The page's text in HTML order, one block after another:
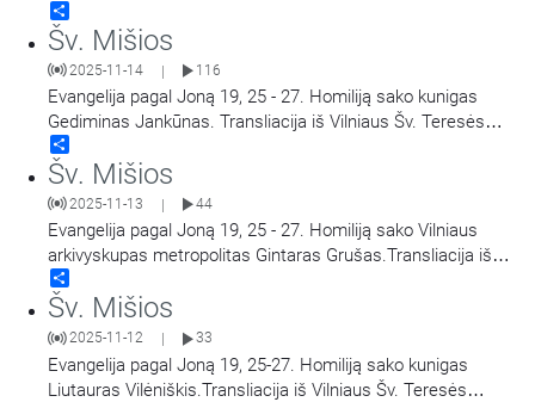
Vilniaus Šv. Teresės bažnyčios. Aušros Vartų Švč. Mergelės
Marijos Gailestingumo Motinos atlaidai.
Šv. Mišios
2025-11-14 | 116
Evangelija pagal Joną 19, 25 - 27. Homiliją sako kunigas
Gediminas Jankūnas. Transliacija iš Vilniaus Šv. Teresės
bažnyčios. Aušros Vartų Švč. Mergelės Marijos
Gailestingumo Motinos atlaidai.
Šv. Mišios
2025-11-13 | 44
Evangelija pagal Joną 19, 25 - 27. Homiliją sako Vilniaus
arkivyskupas metropolitas Gintaras Grušas.Transliacija iš
Vilniaus Šv. Teresės bažnyčios. Aušros Vartų Švč. Mergelės
Marijos Gailestingumo Motinos atlaidai.
Šv. Mišios
2025-11-12 33
Evangelija pagal Joną 19, 25-27. Homiliją sako kunigas
Liutauras Vilėniškis.Transliacija iš Vilniaus Šv. Teresės